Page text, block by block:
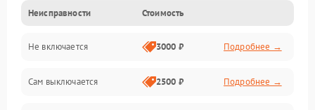
Неисправности Стоимость
Не включается 3000 ₽ Подробнее →
Сам выключается 2500 ₽ Подробнее →